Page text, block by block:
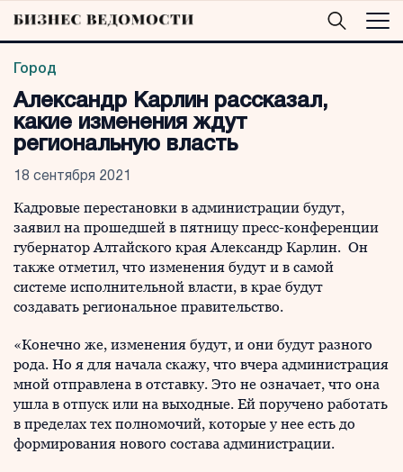
Город
Александр Карлин рассказал,
какие изменения ждут
региональную власть
18 сентября 2021
Кадровые перестановки в администрации будут,
заявил на прошедшей в пятницу пресс-конференции
губернатор Алтайского края Александр Карлин. Он
также отметил, что изменения будут и в самой
системе исполнительной власти, в крае будут
создавать региональное правительство.
«Конечно же, изменения будут, и они будут разного
рода. Но я для начала скажу, что вчера администрация
мной отправлена в отставку. Это не означает, что она
ушла в отпуск или на выходные. Ей поручено работать
в пределах тех полномочий, которые у нее есть до
формирования нового состава администрации.